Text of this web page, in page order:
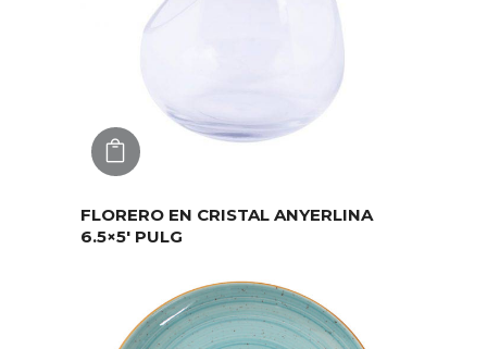
FLORERO EN CRISTAL ANYERLINA
6.5×5′ PULG